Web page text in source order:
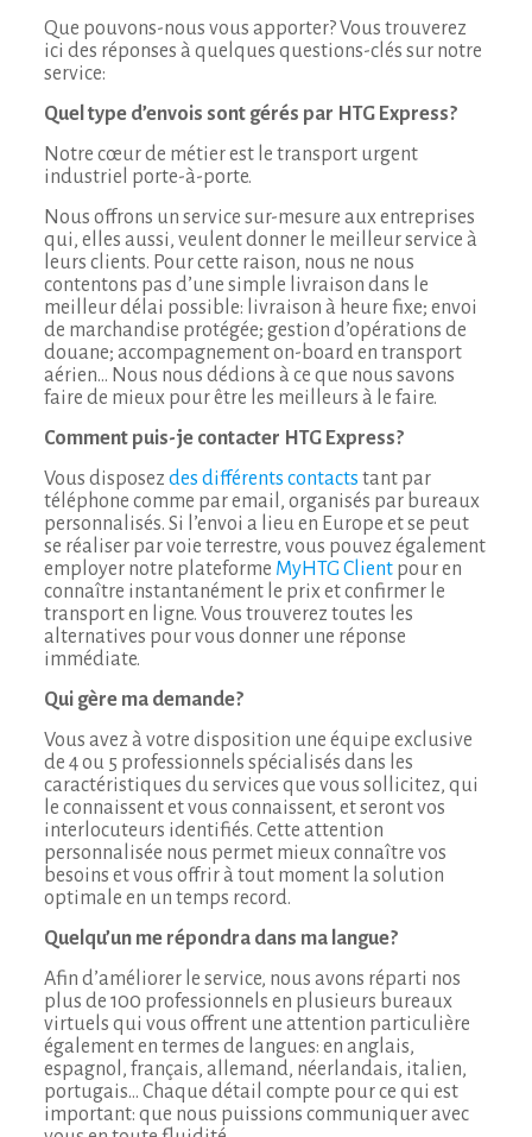
Que pouvons-nous vous apporter? Vous trouverez
ici des réponses à quelques questions-clés sur notre
service:
Quel type d’envois sont gérés par HTG Express?
Notre cœur de métier est le transport urgent
industriel porte-à-porte.
Nous offrons un service sur-mesure aux entreprises
qui, elles aussi, veulent donner le meilleur service à
leurs clients. Pour cette raison, nous ne nous
contentons pas d’une simple livraison dans le
meilleur délai possible: livraison à heure fixe; envoi
de marchandise protégée; gestion d’opérations de
douane; accompagnement on-board en transport
aérien… Nous nous dédions à ce que nous savons
faire de mieux pour être les meilleurs à le faire.
Comment puis-je contacter HTG Express?
Vous disposez des différents contacts tant par
téléphone comme par email, organisés par bureaux
personnalisés. Si l’envoi a lieu en Europe et se peut
se réaliser par voie terrestre, vous pouvez également
employer notre plateforme MyHTG Clientpour en
connaître instantanément le prix et confirmer le
transport en ligne. Vous trouverez toutes les
alternatives pour vous donner une réponse
immédiate.
Qui gère ma demande?
Vous avez à votre disposition une équipe exclusive
de 4 ou 5 professionnels spécialisés dans les
caractéristiques du services que vous sollicitez, qui
le connaissent et vous connaissent, et seront vos
interlocuteurs identifiés. Cette attention
personnalisée nous permet mieux connaître vos
besoins et vous offrir à tout moment la solution
optimale en un temps record.
Quelqu’un me répondra dans ma langue?
Afin d’améliorer le service, nous avons réparti nos
plus de 100 professionnels en plusieurs bureaux
virtuels qui vous offrent une attention particulière
également en termes de langues: en anglais,
espagnol, français, allemand, néerlandais, italien,
portugais… Chaque détail compte pour ce qui est
important: que nous puissions communiquer avec